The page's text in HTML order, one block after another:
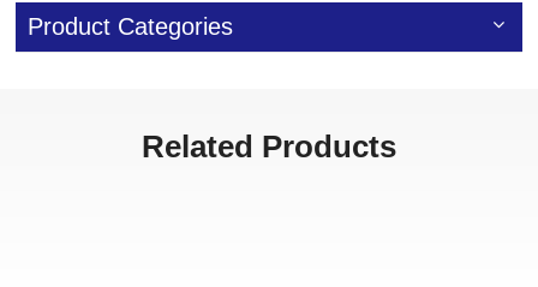
Product Categories
Related Products